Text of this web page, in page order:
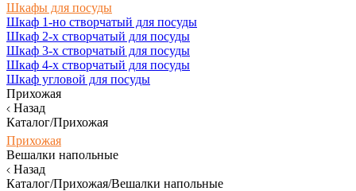
Шкафы для посуды
Шкаф 1-но створчатый для посуды
Шкаф 2-х створчатый для посуды
Шкаф 3-х створчатый для посуды
Шкаф 4-х створчатый для посуды
Шкаф угловой для посуды
Прихожая
Назад
Каталог/Прихожая
Прихожая
Вешалки напольные
Назад
Каталог/Прихожая/Вешалки напольные